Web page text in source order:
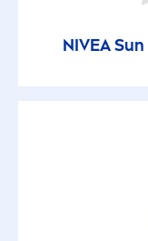
NIVEASun